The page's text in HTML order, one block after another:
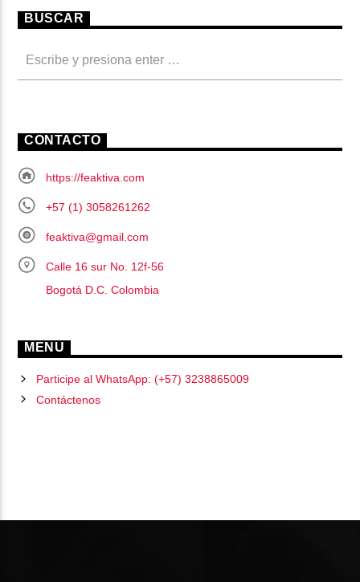
BUSCAR
CONTACTO
https://feaktiva.com
+57 (1) 3058261262
feaktiva@gmail.com
Calle 16 sur No. 12f-56
Bogotá D.C. Colombia
MENU
Participe al WhatsApp: (+57) 3238865009
Contáctenos